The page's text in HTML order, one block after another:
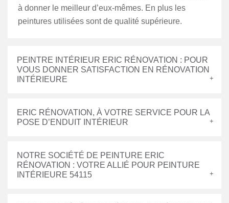
à donner le meilleur d’eux-mêmes. En plus les
peintures utilisées sont de qualité supérieure.
PEINTRE INTÉRIEUR ERIC RÉNOVATION : POUR
VOUS DONNER SATISFACTION EN RÉNOVATION
INTÉRIEURE
ERIC RÉNOVATION, À VOTRE SERVICE POUR LA
POSE D’ENDUIT INTÉRIEUR
NOTRE SOCIÉTÉ DE PEINTURE ERIC
RÉNOVATION : VOTRE ALLIÉ POUR PEINTURE
INTÉRIEURE 54115